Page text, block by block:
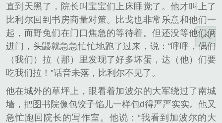
直到天黑了，院长叫宝宝们上床睡觉了。他才叫上了
比利尔回到书房商量对策。比戈也非常乐意和他们一
起，而野兔们在门口焦急的等待着。但还没等他们俩
进门，头鼹就急急忙忙地跑了过来，说：“呼呼，偶们
（我们）拉（那）里发现了好多坏蛋，达（他）们要
吃我们拉！”话音未落，比利尔不见了。
他在城外的草坪上，眼看着加波尔的大军绕过了南城
墙，把图书院像包饺子馅儿一样包d得严严实实。他又
急忙跑回院长的写作室。他说：“我看到加波尔的大